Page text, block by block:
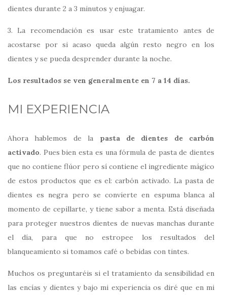
dientes durante 2 a 3 minutos y enjuagar.
3. La recomendación es usar este tratamiento antes de
acostarse por si acaso queda algún resto negro en los
dientes y se pueda desprender durante la noche.
Los resultados se ven generalmente en 7 a 14 días.
MI EXPERIENCIA
Ahora hablemos de la pasta de dientes de carbón
activado. Pues bien esta es una fórmula de pasta de dientes
que no contiene flúor pero sí contiene el ingrediente mágico
de estos productos que es el: carbón activado. La pasta de
dientes es negra pero se convierte en espuma blanca al
momento de cepillarte, y tiene sabor a menta. Está diseñada
para proteger nuestros dientes de nuevas manchas durante
el día, para que no estropee los resultados del
blanqueamiento si tomamos café o bebidas con tintes.
Muchos os preguntaréis si el tratamiento da sensibilidad en
las encías y dientes y bajo mi experiencia os diré que en mi